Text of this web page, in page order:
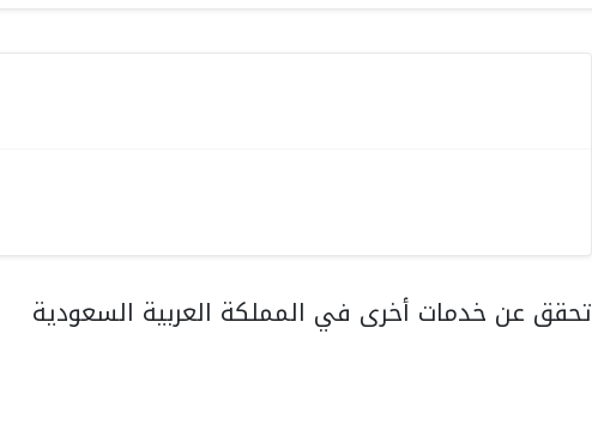
تحقق عن خدمات أخرى في المملكة العربية السعودية